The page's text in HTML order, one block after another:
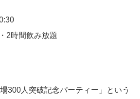
2時間飲み放題
300人突破記念パーティー」という